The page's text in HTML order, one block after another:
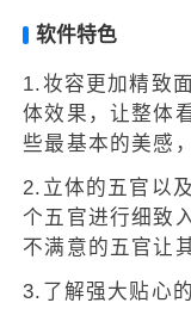
软件特色
1.妆容更加精致
体效果，让整体
些最基本的美感
2.立体的五官以
个五官进行细致
不满意的五官让
3.了解强大贴心